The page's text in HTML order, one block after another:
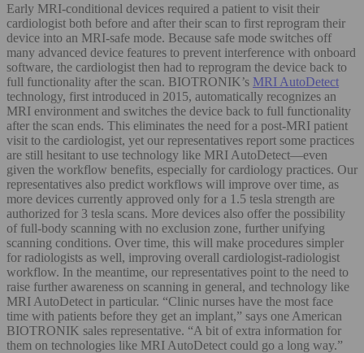
Early MRI-conditional devices required a patient to visit their
cardiologist both before and after their scan to first reprogram their
device into an MRI-safe mode. Because safe mode switches off
many advanced device features to prevent interference with onboard
software, the cardiologist then had to reprogram the device back to
full functionality after the scan. BIOTRONIK’s MRI AutoDetect
technology, first introduced in 2015, automatically recognizes an
MRI environment and switches the device back to full functionality
after the scan ends. This eliminates the need for a post-MRI patient
visit to the cardiologist, yet our representatives report some practices
are still hesitant to use technology like MRI AutoDetect—even
given the workflow benefits, especially for cardiology practices. Our
representatives also predict workflows will improve over time, as
more devices currently approved only for a 1.5 tesla strength are
authorized for 3 tesla scans. More devices also offer the possibility
of full-body scanning with no exclusion zone, further unifying
scanning conditions. Over time, this will make procedures simpler
for radiologists as well, improving overall cardiologist-radiologist
workflow. In the meantime, our representatives point to the need to
raise further awareness on scanning in general, and technology like
MRI AutoDetect in particular. “Clinic nurses have the most face
time with patients before they get an implant,” says one American
BIOTRONIK sales representative. “A bit of extra information for
them on technologies like MRI AutoDetect could go a long way.”